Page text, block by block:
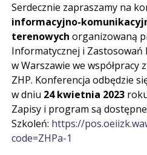
Serdecznie zapraszamy na
informacyjno-
terenowych organizowaną
Informatycznej i Zastosowań
w Warszawie we współpracy
ZHP. Konferencja odbędzie
w dniu 24 kwietnia 2023
Zapisy i program są
Szkoleń: https://
code=ZHPa-1